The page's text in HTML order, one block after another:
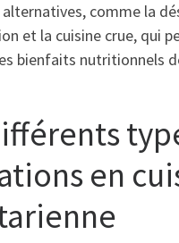
alternatives, comme la
et la cuisine crue, qui
bienfaits nutritionnels
en